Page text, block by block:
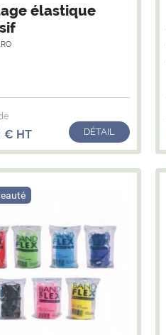
élastique
€ HT DÉTAIL